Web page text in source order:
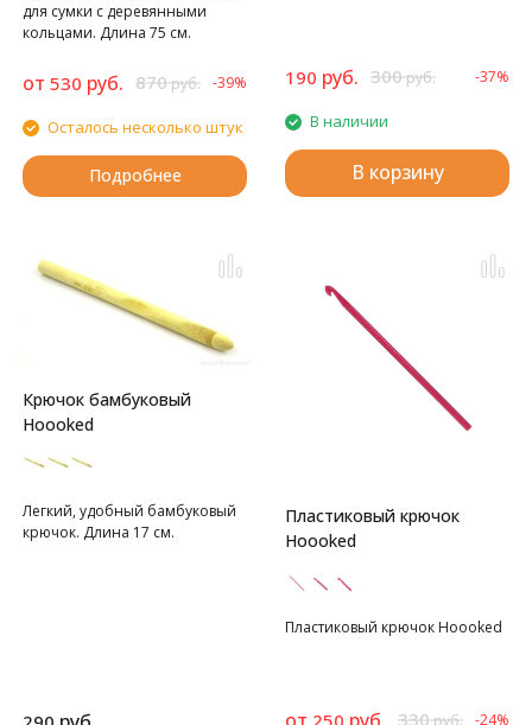
для сумки с деревянными
кольцами. Длина 75 см.
от 530 руб. 870руб. -39%
Осталось несколько штук
Подробнее
190 руб. 300руб. -37%
В наличии
В корзину
Крючок бамбуковый
Hoooked
Легкий, удобный бамбуковый
крючок. Длина 17 см.
Пластиковый крючок
Hoooked
Пластиковый крючок Hoooked
330руб. -24%